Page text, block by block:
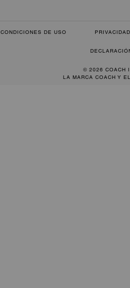
CONDICIONES DE USO
© 2026 COACH
LA MARCA COACH Y